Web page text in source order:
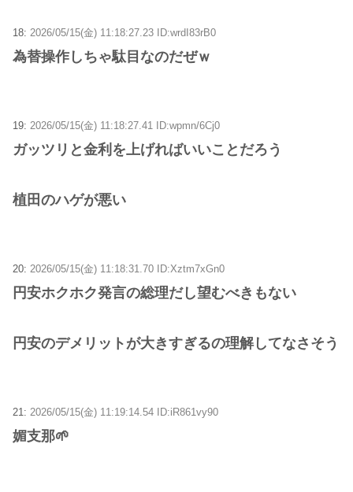
18: 2026/05/15(金) 11:18:27.23 ID:wrdI83rB0
為替操作しちゃ駄目なのだぜｗ
19: 2026/05/15(金) 11:18:27.41 ID:wpmn/6Cj0
ガッツリと金利を上げればいいことだろう
植田のハゲが悪い
20: 2026/05/15(金) 11:18:31.70 ID:Xztm7xGn0
円安ホクホク発言の総理だし望むべきもない
円安のデメリットが大きすぎるの理解してなさそう
21: 2026/05/15(金) 11:19:14.54 ID:iR861vy90
媚支那🌱